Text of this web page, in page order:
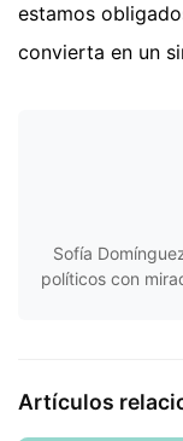
estamos
convierta en un
Sofía
políticos con
Artículos